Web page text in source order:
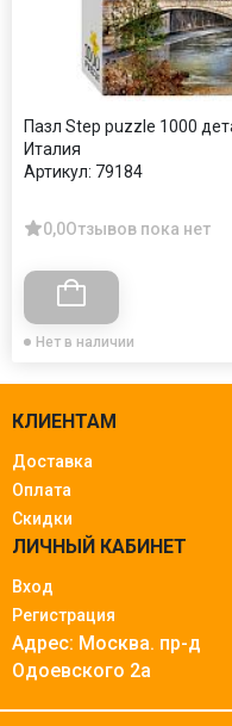
Пазл Step puzzle 1000
Италия
Артикул: 79184
0,0Отзывов пока нет
Нет в наличии
КЛИЕНТАМ
Доставка
Оплата
Скидки
ЛИЧНЫЙ КАБИНЕТ
Вход
Регистрация
Адрес: Москва. пр-д
Одоевского 2а